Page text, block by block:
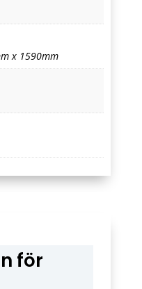
x 1590mm
för